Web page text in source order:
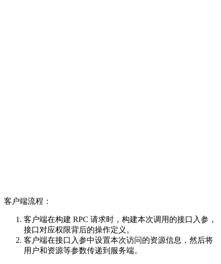
客户端流程：
客户端在构建 RPC 请求时，构建本次调用的接口入参，
接口对应权限背后的操作定义。
客户端在接口入参中设置本次访问的资源信息，然后将
用户和资源等参数传递到服务端。